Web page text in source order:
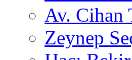
Av. Cihan
Zeynep